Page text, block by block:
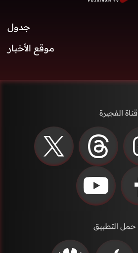
جدول
موقع الأخبار
قناة الفجيرة
حمل التطبيق